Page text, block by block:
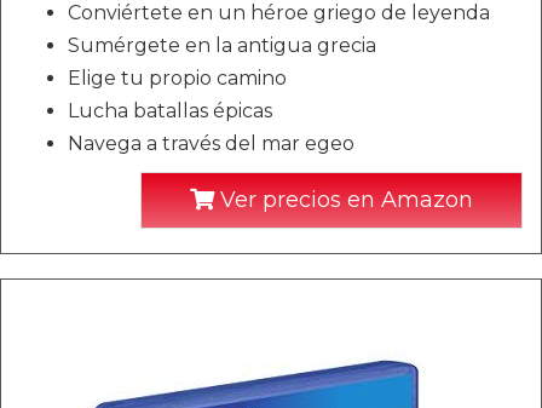
Conviértete en un héroe griego de leyenda
Sumérgete en la antigua grecia
Elige tu propio camino
Lucha batallas épicas
Navega a través del mar egeo
Ver precios en Amazon